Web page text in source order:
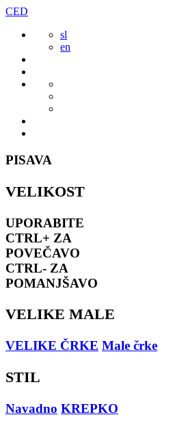
Preskoči
vsebine
CED
sl
en
PISAVA
VELIKOST
UPORABITE
CTRL+ ZA
POVEČAVO
CTRL- ZA
POMANJŠAVO
VELIKE MALE
VELIKE ČRKE Male črke
STIL
Navadno KREPKO